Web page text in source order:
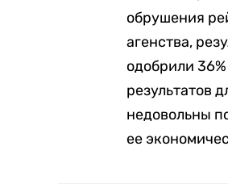
обрушения
агенства,
одобрили
результатов
недовольны
ее